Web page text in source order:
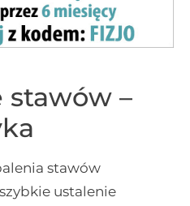
stawów –
stawów
ustalenie